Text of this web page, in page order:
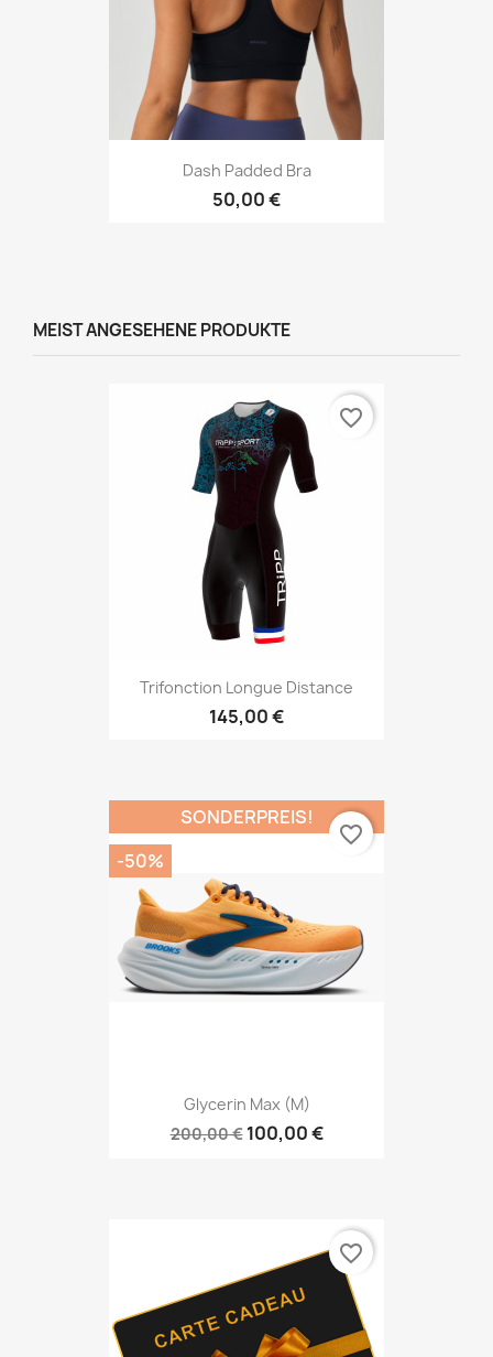
Dash Padded Bra
50,00 €
MEIST ANGESEHENE PRODUKTE
Trifonction Longue Distance
145,00 €
favorite_border
Glycerin Max (M)
200,00 € 100,00 €
SONDERPREIS!
-50%
favorite_border
favorite_border